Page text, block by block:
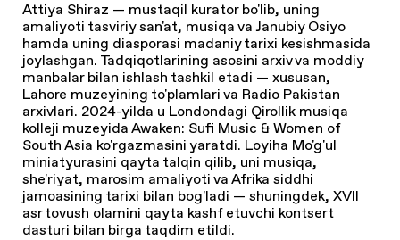
Attiya Shiraz — mustaqil kurator bo'lib, uning
amaliyoti tasviriy san'at, musiqa va Janubiy Osiyo
hamda uning diasporasi madaniy tarixi kesishmasida
joylashgan. Tadqiqotlarining asosini arxiv va moddiy
manbalar bilan ishlash tashkil etadi — xususan,
Lahore muzeyining to'plamlari va Radio Pakistan
arxivlari. 2024-yilda u Londondagi Qirollik musiqa
kolleji muzeyida Awaken: Sufi Music & Women of
South Asia ko'rgazmasini yaratdi. Loyiha Mo'g'ul
miniatyurasini qayta talqin qilib, uni musiqa,
she'riyat, marosim amaliyoti va Afrika siddhi
jamoasining tarixi bilan bog'ladi — shuningdek, XVII
asr tovush olamini qayta kashf etuvchi kontsert
dasturi bilan birga taqdim etildi.